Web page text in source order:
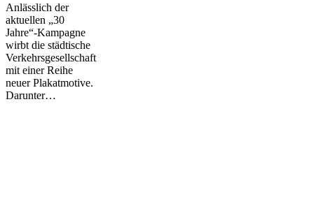
Anlässlich der
aktuellen „30
Jahre“-Kampagne
wirbt die städtische
Verkehrsgesellschaft
mit einer Reihe
neuer Plakatmotive.
Darunter…